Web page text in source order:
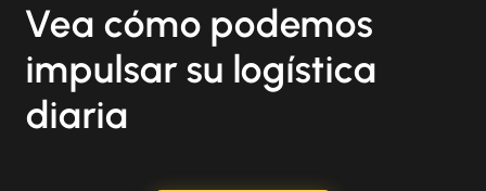
Vea cómo podemos
impulsar su logística
diaria